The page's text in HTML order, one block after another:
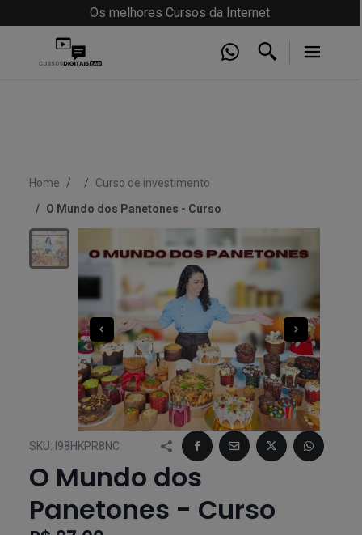
Os melhores Cursos da Internet
Home
Curso de investimento
O Mundo dos Panetones - Curso
SKU: I98HKPR8NC
O Mundo dos
Panetones - Curso